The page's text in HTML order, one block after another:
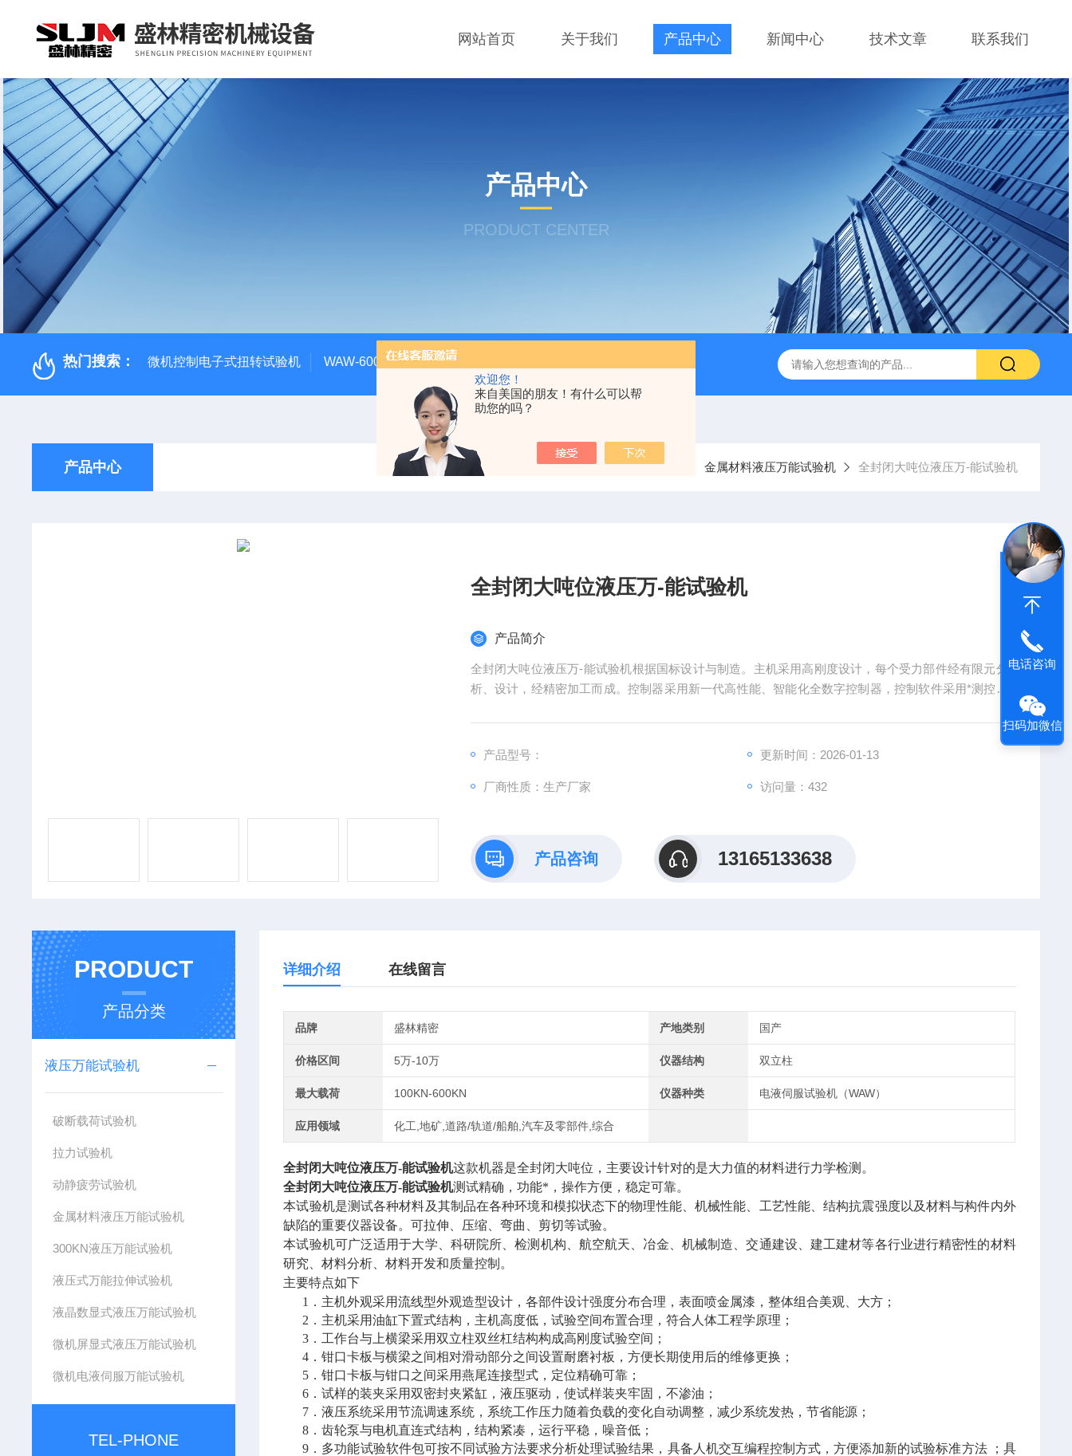
欢迎您！
来自美国的朋友！有什么可以帮
助您的吗？
网站首页 关于我们 产品中心 新闻中心 技术文章 联系我们
产品中心
PRODUCT CENTER
热门搜索： 微机控制电子式扭转试验机 WAW-600D60吨螺栓拉伸试验机 盛林碳硫高速分析仪 CMT4504盛林5吨万能拉力试验机
产品中心 当前位置：首页 产品中心 液压万能试验机 金属材料液压万能试验机 全封闭大吨位液压万-能试验机
全封闭大吨位液压万-能试验机
产品简介
全封闭大吨位液压万-能试验机根据国标设计与制造。主机采用高刚度设计，每个受力部件经有限元分
析、设计，经精密加工而成。控制器采用新一代高性能、智能化全数字控制器，控制软件采用*测控算
产品型号：
更新时间：2026-01-13
厂商性质：生产厂家 访问量：432
产品咨询 13165133638
PRODUCT
产品分类
液压万能试验机
破断载荷试验机
拉力试验机
动静疲劳试验机
金属材料液压万能试验机
300KN液压万能试验机
液压式万能拉伸试验机
液晶数显式液压万能试验机
微机屏显式液压万能试验机
微机电液伺服万能试验机
TEL-PHONE
详细介绍 在线留言
品牌 盛林精密 产地类别 国产
价格区间 5万-10万 仪器结构 双立柱
最大载荷 100KN-600KN 仪器种类 电液伺服试验机（WAW）
应用领域 化工,地矿,道路/轨道/船舶,汽车及零部件,综合
全封闭大吨位液压万-能试验机这款机器是全封闭大吨位，主要设计针对的是大力值的材料进行力学检测。
全封闭大吨位液压万-能试验机测试精确，功能*，操作方便，稳定可靠。
本试验机是测试各种材料及其制品在各种环境和模拟状态下的物理性能、机械性能、工艺性能、结构抗震强度以及材料与构件内外
缺陷的重要仪器设备。可拉伸、压缩、弯曲、剪切等试验。
本试验机可广泛适用于大学、科研院所、检测机构、航空航天、冶金、机械制造、交通建设、建工建材等各行业进行精密性的材料
研究、材料分析、材料开发和质量控制。
主要特点如下
1．主机外观采用流线型外观造型设计，各部件设计强度分布合理，表面喷金属漆，整体组合美观、大方；
2．主机采用油缸下置式结构，主机高度低，试验空间布置合理，符合人体工程学原理；
3．工作台与上横梁采用双立柱双丝杠结构构成高刚度试验空间；
4．钳口卡板与横梁之间相对滑动部分之间设置耐磨衬板，方便长期使用后的维修更换；
5．钳口卡板与钳口之间采用燕尾连接型式，定位精确可靠；
6．试样的装夹采用双密封夹紧缸，液压驱动，使试样装夹牢固，不渗油；
7．液压系统采用节流调速系统，系统工作压力随着负载的变化自动调整，减少系统发热，节省能源；
8．齿轮泵与电机直连式结构，结构紧凑，运行平稳，噪音低；
9．多功能试验软件包可按不同试验方法要求分析处理试验结果，具备人机交互编程控制方式，方便添加新的试验标准方法 ；具
电话咨询
扫码加微信